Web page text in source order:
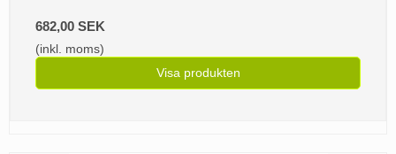
682,00 SEK
(inkl. moms)
Visa produkten